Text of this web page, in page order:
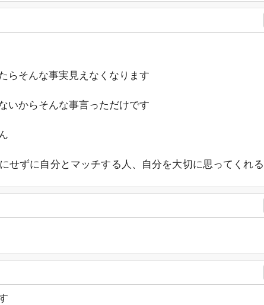
らそんな事実見えなくなります
いからそんな事言っただけです
せずに自分とマッチする人、自分を大切に思ってくれ